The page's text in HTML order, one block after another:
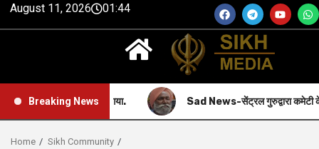
August 11, 2026 01:44
Breaking News
के साथ मनाया गया. Sad News-सेंट्रल गुरुद्वारा कमेटी के पूर्व प्रधान
Home
Sikh Community